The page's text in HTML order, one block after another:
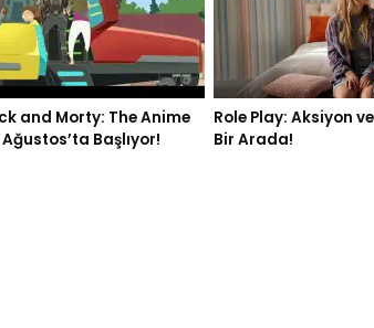
and Morty: The Anime
Ağustos’ta Başlıyor!
Role Play: Aksiyon
Bir Arada!